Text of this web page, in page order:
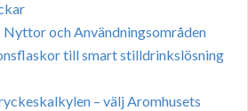
och Användningsområden
till smart stilldrinkslösning
– välj Aromhusets